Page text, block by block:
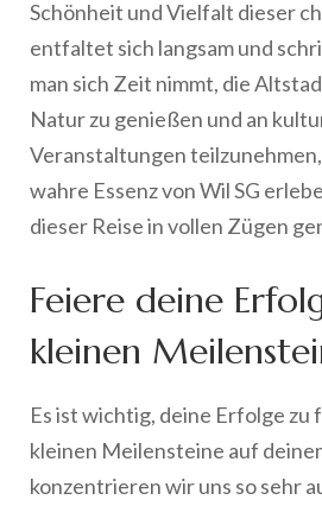
Schönheit und Vielfalt dieser
entfaltet sich langsam und
man sich Zeit nimmt, die
Natur zu genießen und an
Veranstaltungen teilzunehmen,
wahre Essenz von Wil SG
dieser Reise in vollen Zügen
Feiere deine
kleinen
Es ist wichtig, deine Erfolge zu
kleinen Meilensteine auf
konzentrieren wir uns so sehr